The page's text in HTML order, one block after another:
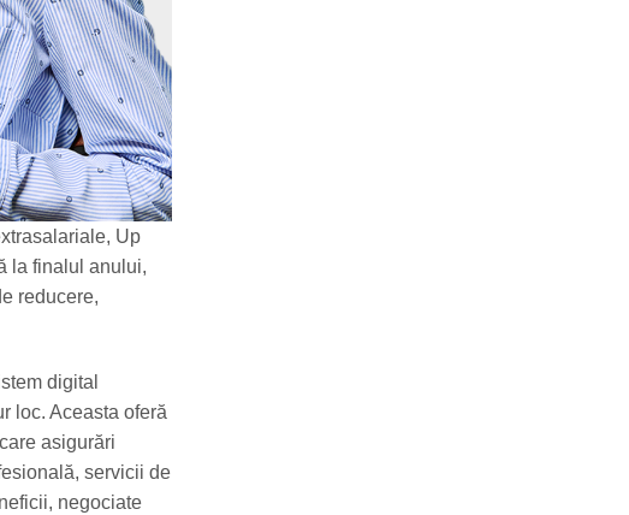
Up
la finalul anului,
reducere,
digital
loc. Aceasta oferă
asigurări
servicii de
negociate